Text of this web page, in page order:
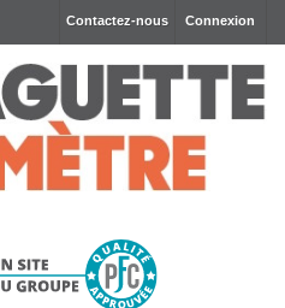
Connexion
Contactez-nous